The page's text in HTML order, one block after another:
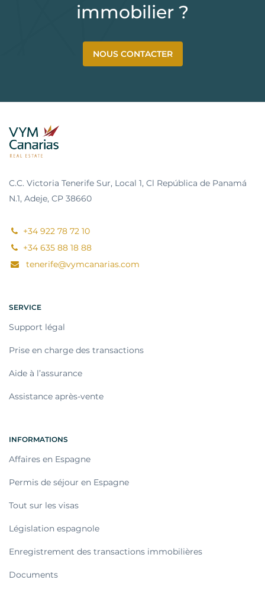
immobilier ?
NOUS CONTACTER
C.C. Victoria Tenerife Sur, Local 1, Cl República de Panamá
N.1, Adeje, CP 38660
+34 922 78 72 10
+34 635 88 18 88
tenerife@vymcanarias.com
SERVICE
Support légal
Prise en charge des transactions
Aide à l’assurance
Assistance après-vente
INFORMATIONS
Affaires en Espagne
Permis de séjour en Espagne
Tout sur les visas
Législation espagnole
Enregistrement des transactions immobilières
Documents